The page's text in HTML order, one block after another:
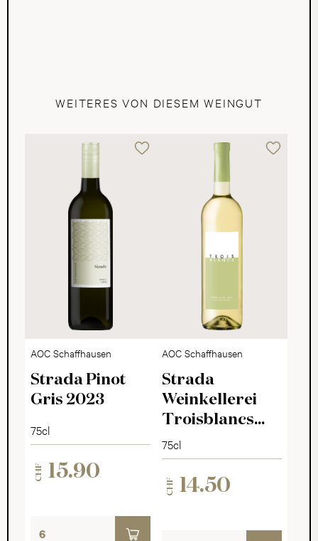
WEITERES VON DIESEM WEINGUT
AOC Schaffhausen
Strada Pinot
Gris 2023
75cl
CHF 15.90
AOC Schaffhausen
Strada
Weinkellerei
Troisblancs
2023
75cl
CHF 14.50